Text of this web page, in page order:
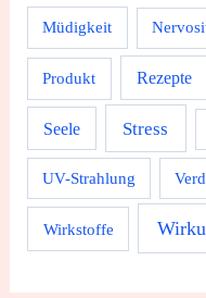
Müdigkeit
Produkt Rezepte
Seele Stress
UV-Strahlung
Wirkstoffe